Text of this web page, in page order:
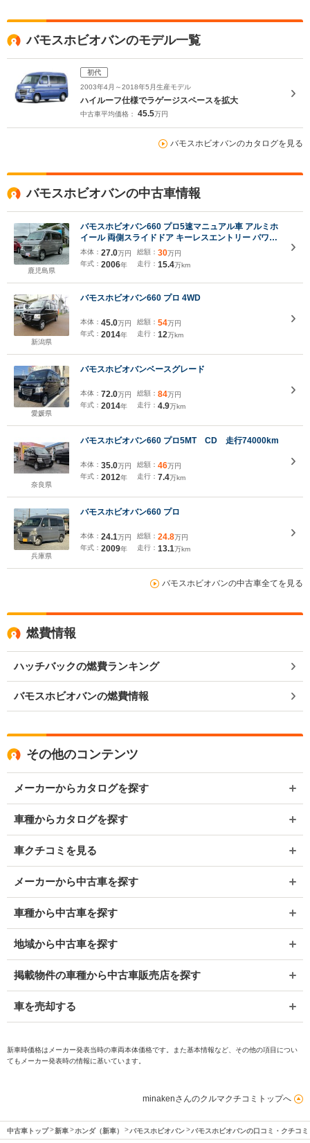
バモスホビオバンのモデル一覧
初代
2003年4月～2018年5月生産モデル
ハイルーフ仕様でラゲージスペースを拡大
中古車平均価格： 45.5万円
バモスホビオバンのカタログを見る
バモスホビオバンの中古車情報
鹿児島県
バモスホビオバン660 プロ5速マニュアル車 アルミホ
イール 両側スライドドア キーレスエントリー パワー
ウィンドウ ヘッドライトレベライザー Wエアバック
本体： 27.0万円
年式： 2006年
総額： 30万円
走行： 15.4万km
新潟県
バモスホビオバン660 プロ 4WD
本体： 45.0万円
年式： 2014年
総額： 54万円
走行： 12万km
愛媛県
バモスホビオバンベースグレード
本体： 72.0万円
年式： 2014年
総額： 84万円
走行： 4.9万km
奈良県
バモスホビオバン660 プロ5MT CD 走行74000km
本体： 35.0万円
年式： 2012年
総額： 46万円
走行： 7.4万km
兵庫県
バモスホビオバン660 プロ
本体： 24.1万円
年式： 2009年
総額： 24.8万円
走行： 13.1万km
バモスホビオバンの中古車全てを見る
燃費情報
ハッチバックの燃費ランキング
バモスホビオバンの燃費情報
その他のコンテンツ
メーカーからカタログを探す
車種からカタログを探す
車クチコミを見る
メーカーから中古車を探す
車種から中古車を探す
地域から中古車を探す
掲載物件の車種から中古車販売店を探す
車を売却する
新車時価格はメーカー発表当時の車両本体価格です。また基本情報など、その他の項目につい
てもメーカー発表時の情報に基いています。
minakenさんのクルマクチコミトップへ
中古車トップ 新車 ホンダ（新車） バモスホビオバン バモスホビオバンの口コミ・クチコ